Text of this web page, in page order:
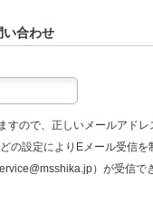
い合わせ
すので、正しいメールアドレ
の設定によりEメール受信を
）が受信で